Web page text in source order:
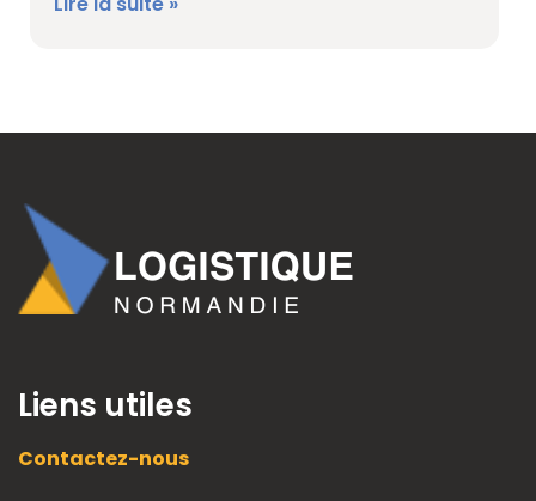
Liens utiles
Contactez-nous